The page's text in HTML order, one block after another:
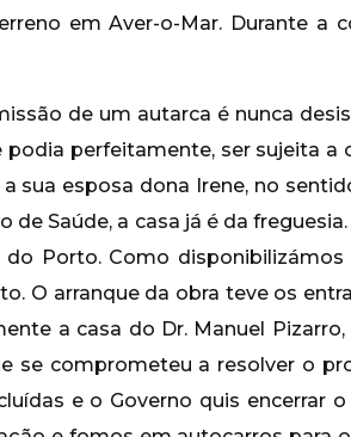
em Aver-o-Mar. Durante a
de um autarca é nunca
perfeitamente, ser sujeita a
sua esposa dona Irene, no
de Saúde, a casa já é da
Porto. Como
O arranque da obra teve os
a casa do Dr. Manuel
se comprometeu a resolver o
e o Governo quis encerrar